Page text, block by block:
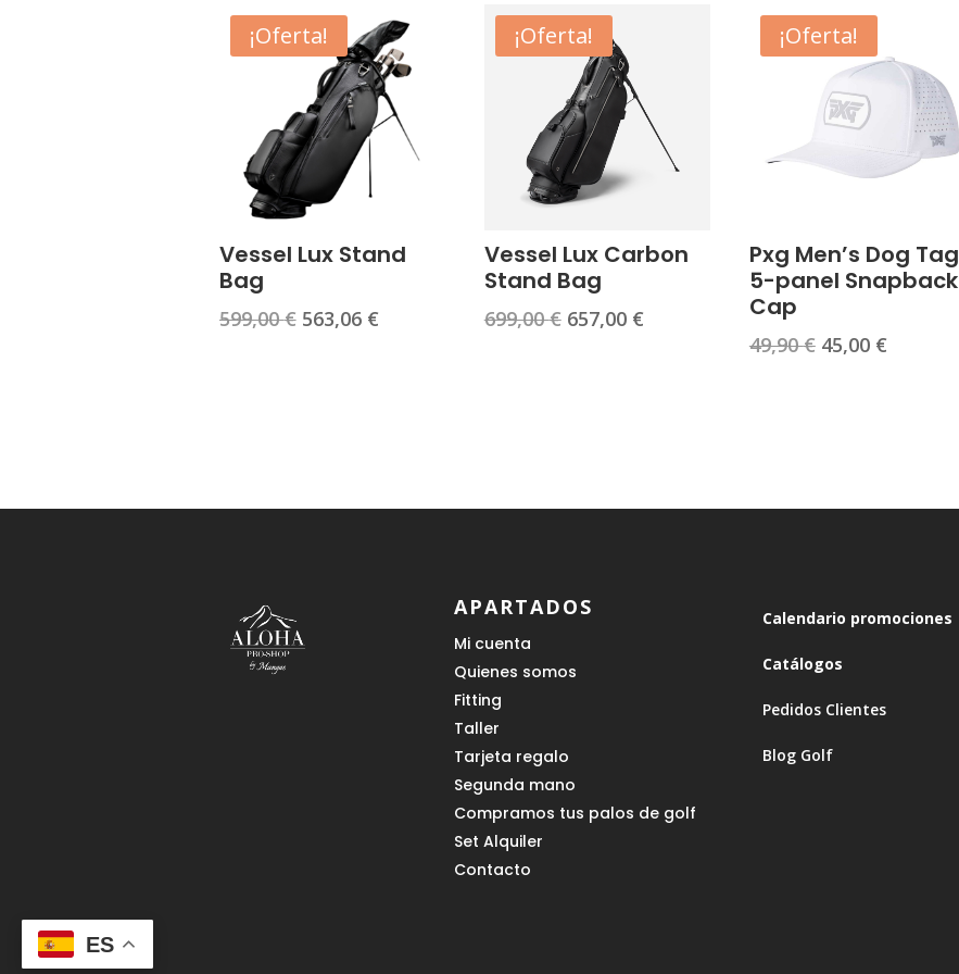
¡Oferta!
Vessel Lux Stand
Bag
599,00€ El
563,06 €El
¡Oferta!
Vessel Lux Carbon
Stand Bag
699,00€ El
657,00 €El
¡Oferta!
Pxg Men’s Dog Tag
5-panel Snapback
Cap
49,90€ El
45,00 €El
APARTADOS
Mi cuenta
Quienes somos
Fitting
Taller
Tarjeta regalo
Segunda mano
Compramos tus palos de golf
Set Alquiler
Contacto
Calendario promociones
Catálogos
Pedidos Clientes
Blog Golf
ES